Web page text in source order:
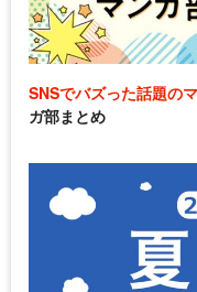
SNSでバズった話題の
ガ部まとめ